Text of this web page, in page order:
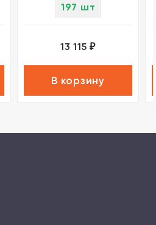
197 шт
13 115₽
В корзину